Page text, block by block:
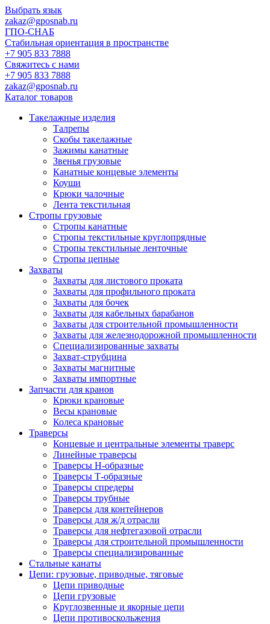
Выбрать язык
zakaz@gposnab.ru
ГПО-СНАБ
Стабильная ориентация в пространстве
+7 905 833 7888
Свяжитесь с нами
+7 905 833 7888
zakaz@gposnab.ru
Каталог товаров
Такелажные изделия
Талрепы
Скобы такелажные
Зажимы канатные
Звенья грузовые
Канатные концевые элементы
Коуши
Крюки чалочные
Лента текстильная
Стропы грузовые
Стропы канатные
Стропы текстильные круглопрядные
Стропы текстильные ленточные
Стропы цепные
Захваты
Захваты для листового проката
Захваты для профильного проката
Захваты для бочек
Захваты для кабельных барабанов
Захваты для строительной промышленности
Захваты для железнодорожной промышленности
Специализированные захваты
Захват-струбцина
Захваты магнитные
Захваты импортные
Запчасти для кранов
Крюки крановые
Весы крановые
Колеса крановые
Траверсы
Концевые и центральные элементы траверс
Линейные траверсы
Траверсы Н-образные
Траверсы Т-образные
Траверсы спредеры
Траверсы трубные
Траверсы для контейнеров
Траверсы для ж/д отрасли
Траверсы для нефтегазовой отрасли
Траверсы для строительной промышленности
Траверсы специализированные
Стальные канаты
Цепи: грузовые, приводные, тяговые
Цепи приводные
Цепи грузовые
Круглозвенные и якорные цепи
Цепи противоскольжения